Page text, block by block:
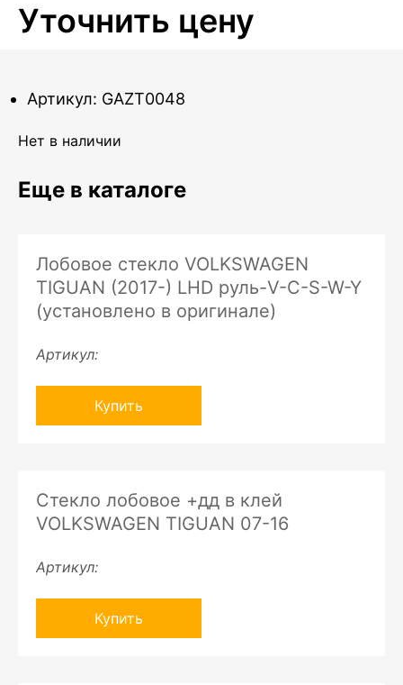
Уточнить цену
Артикул: GAZT0048
Нет в наличии
Еще в каталоге
Лобовое стекло VOLKSWAGEN
TIGUAN (2017-) LHD руль-V-C-S-W-Y
(установлено в оригинале)
Артикул:
Купить
Стекло лобовое +дд в клей
VOLKSWAGEN TIGUAN 07-16
Артикул:
Купить